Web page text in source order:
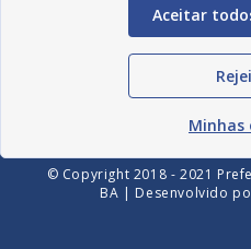
© Copyright 2018 - 2021
BA | Desenvolvido
Aceitar
Minhas